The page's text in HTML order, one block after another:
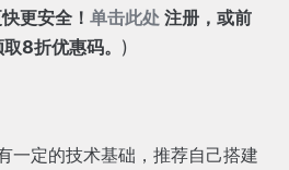
更安全！ 单击此处 注册，或前
8折优惠码。 )
一定的技术基础，推荐自己搭建